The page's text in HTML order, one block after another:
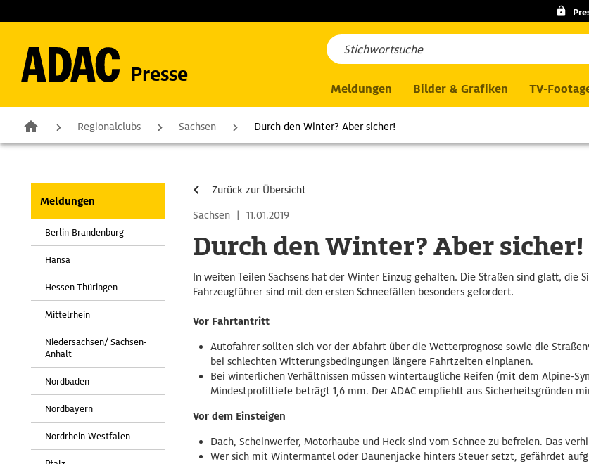
Presse
Meldungen Bilder & Grafiken TV-
Regionalclubs Sachsen Durch den Winter? Aber sicher!
Meldungen
Berlin-Brandenburg
Hansa
Hessen-Thüringen
Mittelrhein
Niedersachsen/ Sachsen-
Anhalt
Nordbaden
Nordbayern
Nordrhein-Westfalen
Zurück zur Übersicht
Sachsen | 11.01.2019
Durch den Winter? Aber sicher!
In weiten Teilen Sachsens hat der Winter Einzug gehalten. Die Straßen sind glatt, die
Fahrzeugführer sind mit den ersten Schneefällen besonders gefordert.
Vor Fahrtantritt
Autofahrer sollten sich vor der Abfahrt über die Wetterprognose sowie die
bei schlechten Witterungsbedingungen längere Fahrtzeiten einplanen.
Bei winterlichen Verhältnissen müssen wintertaugliche Reifen (mit dem Alpine-
Mindestprofiltiefe beträgt 1,6 mm. Der ADAC empfiehlt aus Sicherheitsgründen
Vor dem Einsteigen
Dach, Scheinwerfer, Motorhaube und Heck sind vom Schnee zu befreien. Das
Wer sich mit Wintermantel oder Daunenjacke hinters Steuer setzt, gefährdet